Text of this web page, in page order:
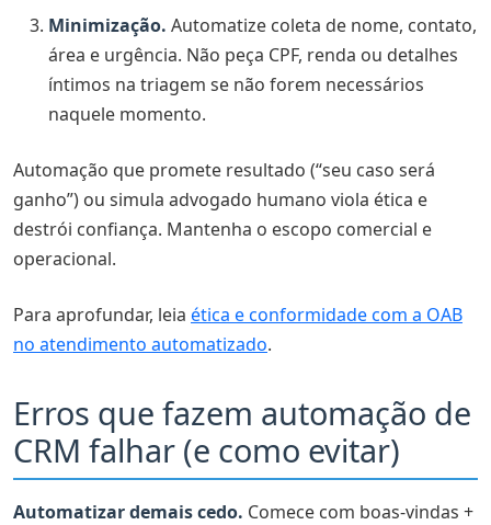
Minimização. Automatize coleta de nome, contato,
área e urgência. Não peça CPF, renda ou detalhes
íntimos na triagem se não forem necessários
naquele momento.
Automação que promete resultado (“seu caso será
ganho”) ou simula advogado humano viola ética e
destrói confiança. Mantenha o escopo comercial e
operacional.
Para aprofundar, leia ética e conformidade com a OAB
no atendimento automatizado.
Erros que fazem automação de
CRM falhar (e como evitar)
Automatizar demais cedo. Comece com boas-vindas +